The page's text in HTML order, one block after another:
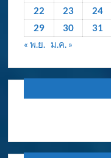
22
23 24
29
30
31
« พ.ย. ม.ค. »